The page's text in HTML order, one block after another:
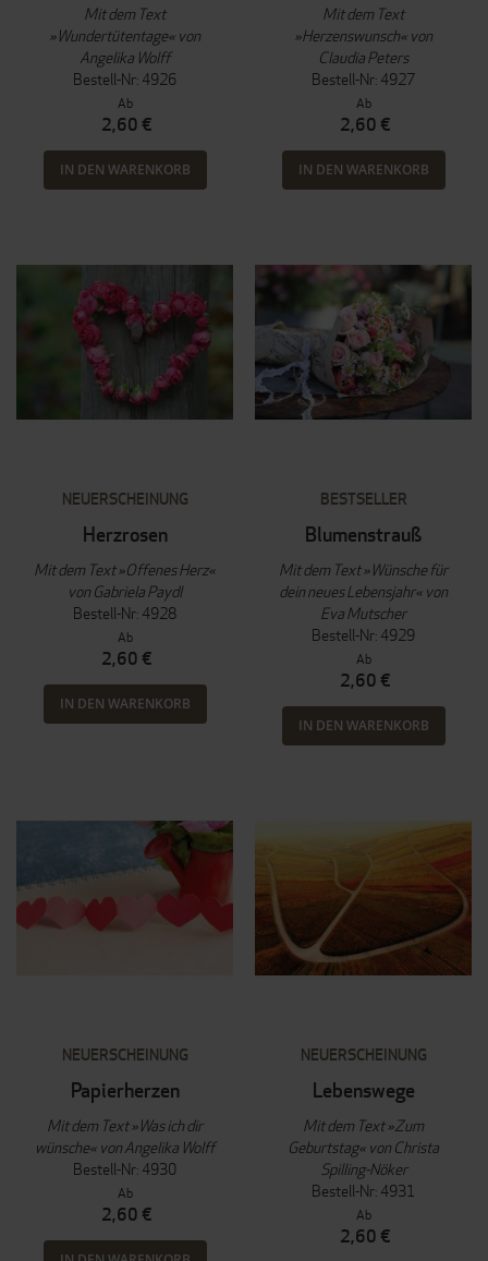
Mit dem Text
»Wundertütentage« von
Angelika Wolff
Bestell-Nr: 4926
Ab
2,60 €
IN DEN WARENKORB
Mit dem Text
»Herzenswunsch« von
Claudia Peters
Bestell-Nr: 4927
Ab
2,60 €
IN DEN WARENKORB
NEUERSCHEINUNG
Herzrosen
Mit dem Text »Offenes Herz«
von Gabriela Paydl
Bestell-Nr: 4928
Ab
2,60 €
IN DEN WARENKORB
BESTSELLER
Blumenstrauß
Mit dem Text »Wünsche für
dein neues Lebensjahr« von
Eva Mutscher
Bestell-Nr: 4929
Ab
2,60 €
IN DEN WARENKORB
NEUERSCHEINUNG
Papierherzen
Mit dem Text »Was ich dir
wünsche« von Angelika Wolff
Bestell-Nr: 4930
Ab
2,60 €
NEUERSCHEINUNG
Lebenswege
Mit dem Text »Zum
Geburtstag« von Christa
Spilling-Nöker
Bestell-Nr: 4931
Ab
2,60 €